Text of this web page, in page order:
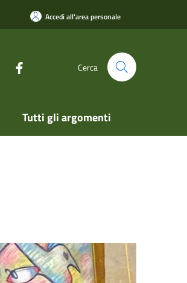
Accedi all'area personale
Cerca
Tutti gli argomenti